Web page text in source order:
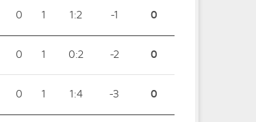
0 1 1:2 -1 0
0 1 0:2 -2 0
0 1 1:4 -3 0